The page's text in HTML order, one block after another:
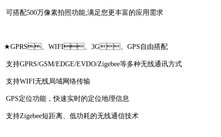
可搭配500万像素拍照功能,满足您更丰富的应用需求
★GPRS、WIFI、3G、GPS自由搭配
支持GPRS/GSM/EDGE/EVDO/Zigebee等多种无线通讯方式
支持WIFI无线局域网络传输
GPS定位功能，快速实时的定位地理信息
支持Zigebee短距离、低功耗的无线通信技术